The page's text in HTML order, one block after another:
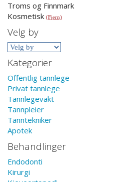
Troms og Finnmark
Kosmetisk (Fjern)
Velg by
Kategorier
Offentlig tannlege
Privat tannlege
Tannlegevakt
Tannpleier
Tanntekniker
Apotek
Behandlinger
Endodonti
Kirurgi